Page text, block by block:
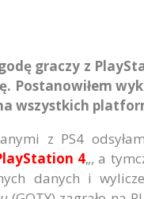
graczy z
Postanowiłem
wszystkich
z PS4
4„, a
danych i